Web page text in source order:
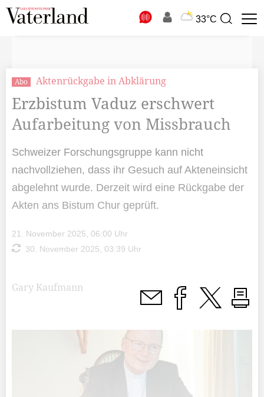
33°C
Suchbegriff
Abo Aktenrückgabe in Abklärung
Erzbistum Vaduz erschwert
Aufarbeitung von Missbrauch
Schweizer Forschungsgruppe kann nicht
nachvollziehen, dass ihr Gesuch auf Akteneinsicht
abgelehnt wurde. Derzeit wird eine Rückgabe der
Akten ans Bistum Chur geprüft.
21. November 2025, 06:00 Uhr
30. November 2025, 03:39 Uhr
Gary Kaufmann